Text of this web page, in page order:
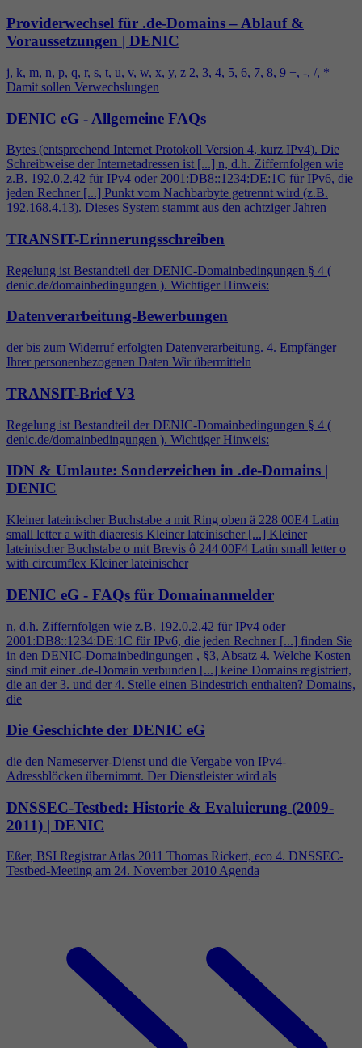
Providerwechsel für .de-Domains – Ablauf &
Voraussetzungen | DENIC
j, k, m, n, p, q, r, s, t, u, v, w, x, y, z 2, 3, 4, 5, 6, 7, 8, 9 +, -, /, *
Damit sollen Verwechslungen
DENIC eG - Allgemeine FAQs
Bytes (entsprechend Internet Protokoll Version 4, kurz IPv4). Die
Schreibweise der Internetadressen ist [...] n, d.h. Ziffernfolgen wie
z.B. 192.0.2.42 für IPv4 oder 2001:DB8::1234:DE:1C für IPv6, die
jeden Rechner [...] Punkt vom Nachbarbyte getrennt wird (z.B.
192.168.4.13). Dieses System stammt aus den achtziger Jahren
TRANSIT-Erinnerungsschreiben
Regelung ist Bestandteil der DENIC-Domainbedingungen § 4 (
denic.de/domainbedingungen ). Wichtiger Hinweis:
Datenverarbeitung-Bewerbungen
der bis zum Widerruf erfolgten Datenverarbeitung. 4. Empfänger
Ihrer personenbezogenen Daten Wir übermitteln
TRANSIT-Brief V3
Regelung ist Bestandteil der DENIC-Domainbedingungen § 4 (
denic.de/domainbedingungen ). Wichtiger Hinweis:
IDN & Umlaute: Sonderzeichen in .de-Domains |
DENIC
Kleiner lateinischer Buchstabe a mit Ring oben ä 228 00E4 Latin
small letter a with diaeresis Kleiner lateinischer [...] Kleiner
lateinischer Buchstabe o mit Brevis ô 244 00F4 Latin small letter o
with circumflex Kleiner lateinischer
DENIC eG - FAQs für Domainanmelder
n, d.h. Ziffernfolgen wie z.B. 192.0.2.42 für IPv4 oder
2001:DB8::1234:DE:1C für IPv6, die jeden Rechner [...] finden Sie
in den DENIC-Domainbedingungen , §3, Absatz 4. Welche Kosten
sind mit einer .de-Domain verbunden [...] keine Domains registriert,
die an der 3. und der 4. Stelle einen Bindestrich enthalten? Domains,
die
Die Geschichte der DENIC eG
die den Nameserver-Dienst und die Vergabe von IPv4-
Adressblöcken übernimmt. Der Dienstleister wird als
DNSSEC-Testbed: Historie & Evaluierung (2009-
2011) | DENIC
Eßer, BSI Registrar Atlas 2011 Thomas Rickert, eco 4. DNSSEC-
Testbed-Meeting am 24. November 2010 Agenda